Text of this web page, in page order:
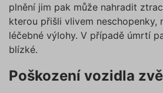
plnění jim pak může nahradit
kterou přišli vlivem neschopenky,
léčebné výlohy. V případě úmrtí
blízké.
Poškození vozidla